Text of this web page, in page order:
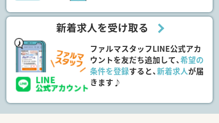
新着求人を受け取る
ファルマスタッフLINE公式アカ
ウントを友だち追加して、希望の
条件を登録すると、新着求人が届
きます♪